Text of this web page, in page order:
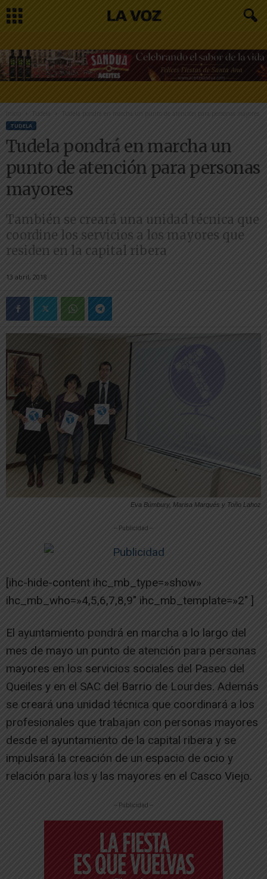
Inicio Tudela Tudela pondrá en marcha un punto de atención para personas mayores
TUDELA
Tudela pondrá en marcha un
punto de atención para personas
mayores
También se creará una unidad técnica que
coordine los servicios a los mayores que
residen en la capital ribera
13 abril, 2018
Eva Búmbury, Marisa Marqués y Toño Lahoz
-- Publicidad --
[ihc-hide-content ihc_mb_type=»show»
ihc_mb_who=»4,5,6,7,8,9″ ihc_mb_template=»2″ ]
El ayuntamiento pondrá en marcha a lo largo del
mes de mayo un punto de atención para personas
mayores en los servicios sociales del Paseo del
Queiles y en el SAC del Barrio de Lourdes. Además
se creará una unidad técnica que coordinará a los
profesionales que trabajan con personas mayores
desde el ayuntamiento de la capital ribera y se
impulsará la creación de un espacio de ocio y
relación para los y las mayores en el Casco Viejo.
-- Publicidad --